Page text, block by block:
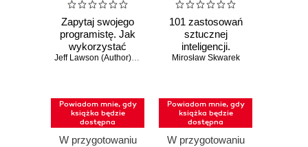
Zapytaj swojego
programistę. Jak
wykorzystać
potencjał
Jeff Lawson (Author)
,Eric Ries (Foreword)
Powiadom mnie, gdy
książka będzie
dostępna
W przygotowaniu
101 zastosowań
sztucznej
inteligencji.
Oszczędzaj 2-3
Mirosław Skwarek
Powiadom mnie, gdy
książka będzie
dostępna
W przygotowaniu